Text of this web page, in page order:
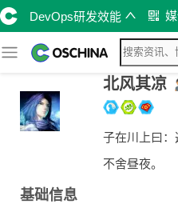
DevOps研发效能
北风其凉
子在川上曰：
不舍昼夜。
基础信息